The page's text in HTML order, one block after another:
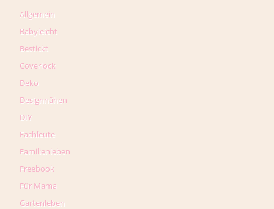
Allgemein
Babyleicht
Bestickt
Coverlock
Deko
Designnähen
DIY
Fachleute
Familienleben
Freebook
Für Mama
Gartenleben